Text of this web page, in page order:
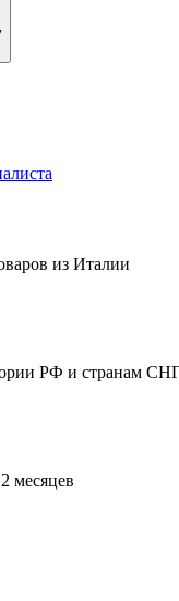
из Италии
РФ и странам
месяцев